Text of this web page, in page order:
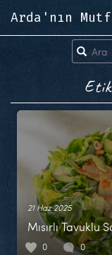
Arda'nın
21 Haz 2025
Mısırlı Tavuklu
0 0